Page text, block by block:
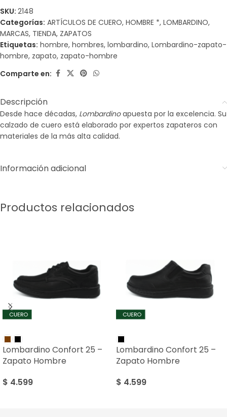
SKU: 2148
Categorías: ARTÍCULOS DE CUERO, HOMBRE *, LOMBARDINO,
MARCAS, TIENDA, ZAPATOS
Etiquetas: hombre, hombres, lombardino, Lombardino-zapato-
hombre, zapato, zapato-hombre
Comparte en:
Descripción
Desde hace décadas, Lombardinoapuesta por la excelencia. Su
calzado de cuero está elaborado por expertos zapateros con
materiales de la más alta calidad.
Información adicional
Productos relacionados
Lombardino Confort 25 –
Zapato Hombre
$ 4.599
Lombardino Confort 25 –
Zapato Hombre
$ 4.599